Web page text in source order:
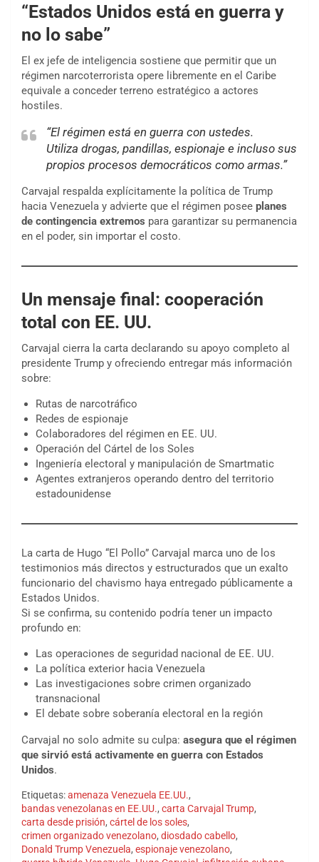
“Estados Unidos está en guerra y
no lo sabe”
El ex jefe de inteligencia sostiene que permitir que un
régimen narcoterrorista opere libremente en el Caribe
equivale a conceder terreno estratégico a actores
hostiles.
“El régimen está en guerra con ustedes.
Utiliza drogas, pandillas, espionaje e incluso sus
propios procesos democráticos como armas.”
Carvajal respalda explícitamente la política de Trump
hacia Venezuela y advierte que el régimen posee planes
de contingencia extremos para garantizar su permanencia
en el poder, sin importar el costo.
Un mensaje final: cooperación
total con EE. UU.
Carvajal cierra la carta declarando su apoyo completo al
presidente Trump y ofreciendo entregar más información
sobre:
Rutas de narcotráfico
Redes de espionaje
Colaboradores del régimen en EE. UU.
Operación del Cártel de los Soles
Ingeniería electoral y manipulación de Smartmatic
Agentes extranjeros operando dentro del territorio
estadounidense
La carta de Hugo “El Pollo” Carvajal marca uno de los
testimonios más directos y estructurados que un exalto
funcionario del chavismo haya entregado públicamente a
Estados Unidos.
Si se confirma, su contenido podría tener un impacto
profundo en:
Las operaciones de seguridad nacional de EE. UU.
La política exterior hacia Venezuela
Las investigaciones sobre crimen organizado
transnacional
El debate sobre soberanía electoral en la región
Carvajal no solo admite su culpa: asegura que el régimen
que sirvió está activamente en guerra con Estados
Unidos.
Etiquetas:amenaza Venezuela EE.UU.,
bandas venezolanas en EE.UU., carta Carvajal Trump,
carta desde prisión, cártel de los soles,
crimen organizado venezolano, diosdado cabello,
Donald Trump Venezuela, espionaje venezolano,